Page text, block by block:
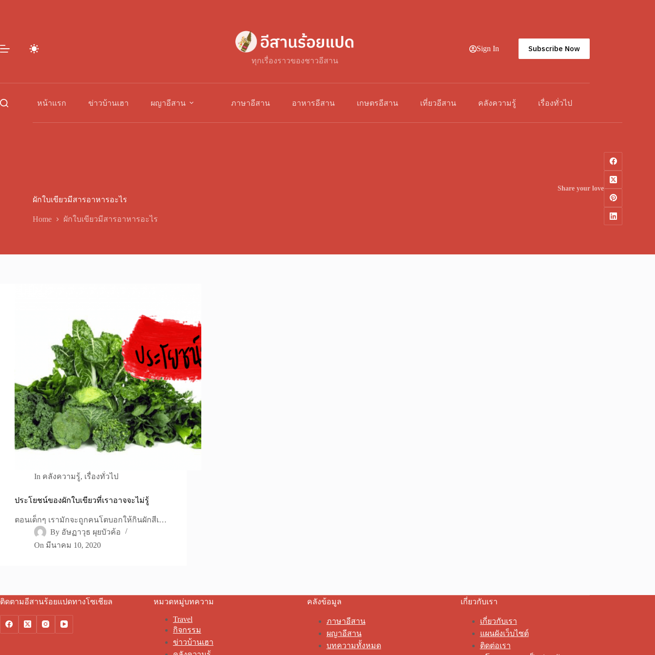
ทุกเรื่องราวของชาวอีสาน
Sign In Subscribe Now
หน้าแรก ข่าวบ้านเฮา ผญาอีสาน ภาษาอีสาน อาหารอีสาน เกษตรอีสาน เที่ยวอีสาน คลังความรู้ เรื่องทั่วไป
ผักใบเขียวมีสารอาหารอะไร
Home ผักใบเขียวมีสารอาหารอะไร
Share your love
In คลังความรู้, เรื่องทั่วไป
ประโยชน์ของผักใบเขียวที่เราอาจจะไม่รู้
ตอนเด็กๆ เรามักจะถูกคนโตบอกให้กินผักสีเ…
By อัษฏาวุธ ผุยบัวค้อ
On มีนาคม 10, 2020
ติดตามอีสานร้อยแปดทางโซเชียล หมวดหมู่บทความ
Travel
กิจกรรม
ข่าวบ้านเฮา
คลังข้อมูล
ภาษาอีสาน
ผญาอีสาน
บทความทั้งหมด
เกี่ยวกับเรา
เกี่ยวกับเรา
แผนผังเว็บไซต์
ติดต่อเรา